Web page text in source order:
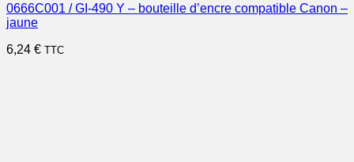
0666C001 / GI-490 Y – bouteille d’encre compatible Canon –
jaune
6,24 € TTC